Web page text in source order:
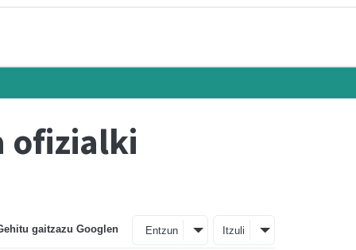
ofizialki
gaitzazu Googlen Entzun Itzuli